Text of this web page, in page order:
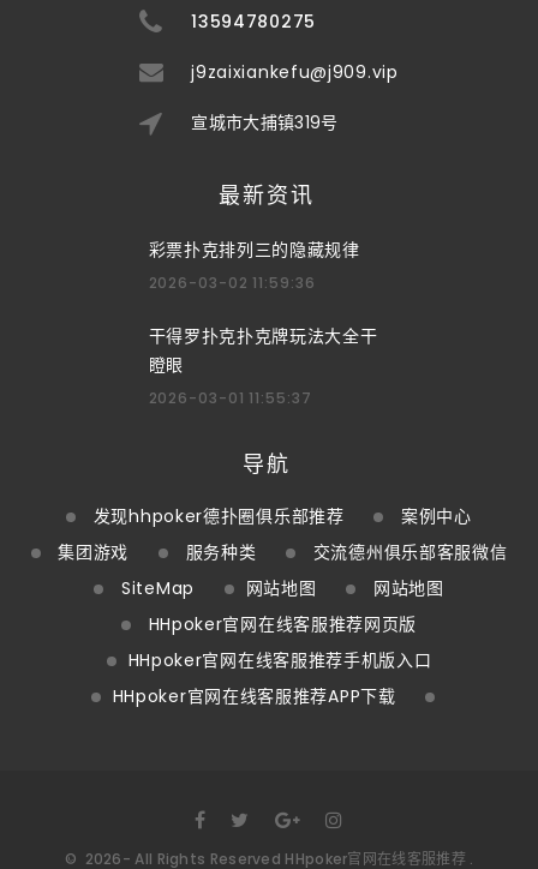
13594780275
j9zaixiankefu@j909.vip
宣城市大捕镇319号
最新资讯
彩票扑克排列三的隐藏规律
2026-03-02 11:59:36
干得罗扑克扑克牌玩法大全干
瞪眼
2026-03-01 11:55:37
导航
发现hhpoker德扑圈俱乐部推荐
案例中心
集团游戏
服务种类
交流德州俱乐部客服微信
SiteMap
网站地图
网站地图
HHpoker官网在线客服推荐网页版
HHpoker官网在线客服推荐手机版入口
HHpoker官网在线客服推荐APP下载
© 2026- All Rights Reserved HHpoker官网在线客服推荐 .